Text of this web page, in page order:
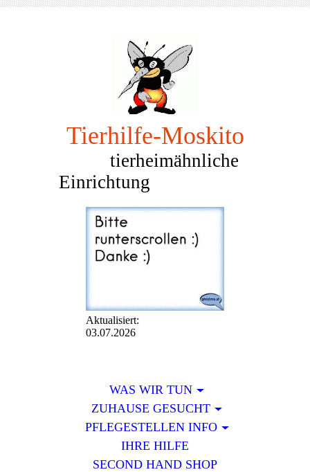
Tierhilfe-Moskito
tierheimähnliche
Einrichtung
Aktualisiert:
03.07.2026
WAS WIR TUN
ZUHAUSE GESUCHT
PFLEGESTELLEN INFO
IHRE HILFE
SECOND HAND SHOP